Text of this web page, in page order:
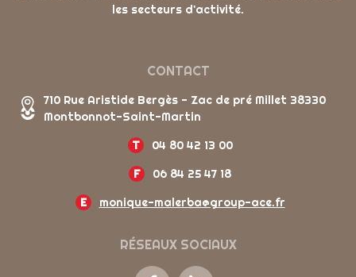
les secteurs d'activité.
CONTACT
710 Rue Aristide Bergès - Zac de pré Millet 38330
Montbonnot-Saint-Martin
T
04 80 42 13 00
F
06 84 25 47 18
E
monique-malerba@group-ace.fr
RÉSEAUX SOCIAUX